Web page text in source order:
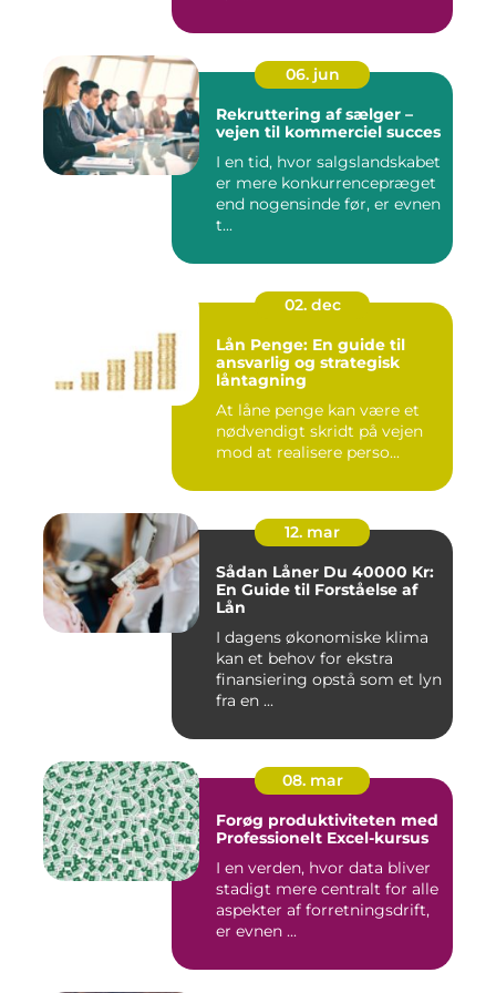
06. jun
Rekruttering af sælger –
vejen til kommerciel succes
I en tid, hvor salgslandskabet
er mere konkurrencepræget
end nogensinde før, er evnen
t...
02. dec
Lån Penge: En guide til
ansvarlig og strategisk
låntagning
At låne penge kan være et
nødvendigt skridt på vejen
mod at realisere perso...
12. mar
Sådan Låner Du 40000 Kr:
En Guide til Forståelse af
Lån
I dagens økonomiske klima
kan et behov for ekstra
finansiering opstå som et lyn
fra en ...
08. mar
Forøg produktiviteten med
Professionelt Excel-kursus
I en verden, hvor data bliver
stadigt mere centralt for alle
aspekter af forretningsdrift,
er evnen ...